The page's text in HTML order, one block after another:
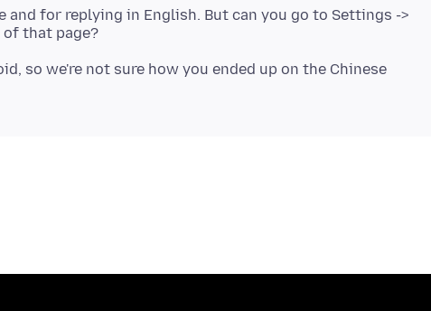
for replying in English. But can you go to Settings ->
so we're not sure how you ended up on the Chinese